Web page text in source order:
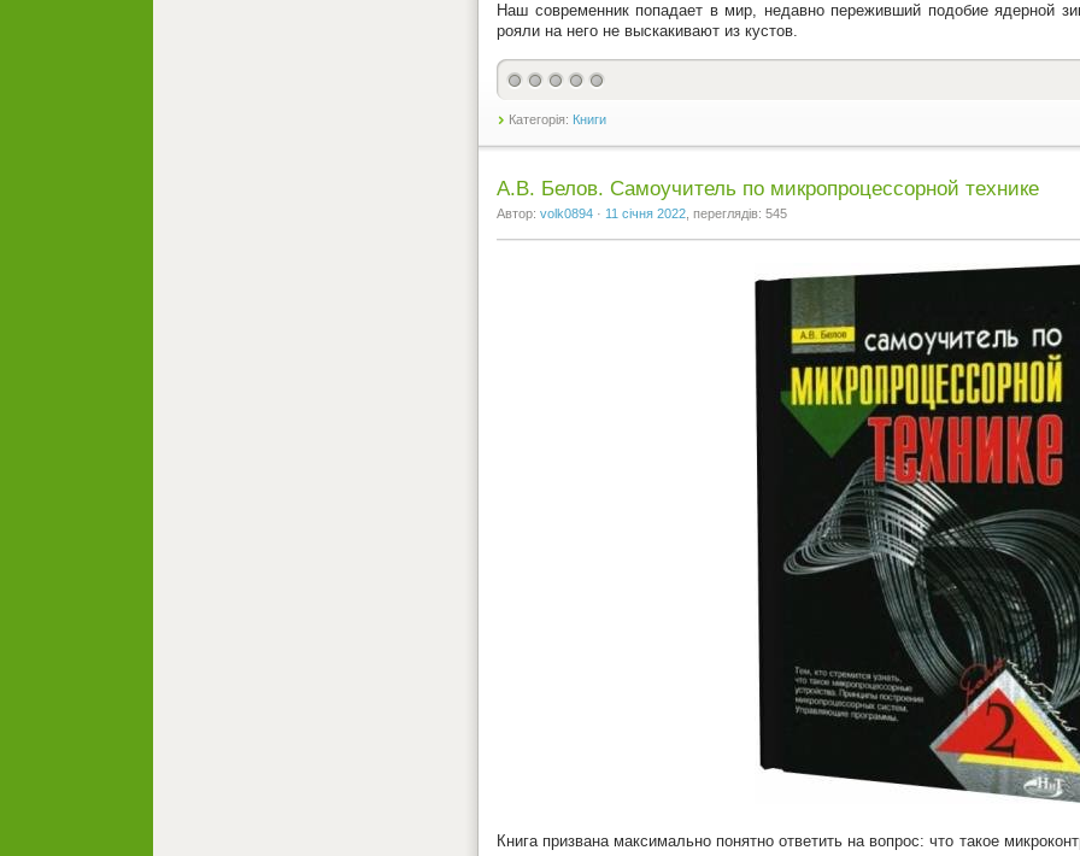
Наш современник попадает в мир, недавно переживший подобие ядерной
рояли на него не выскакивают из кустов.
Категорія: Книги
А.В. Белов. Самоучитель по микропроцессорной технике
Автор: volk0894 · 11 січня 2022 , переглядів: 545
Книга призвана максимально понятно ответить на вопрос: что такое